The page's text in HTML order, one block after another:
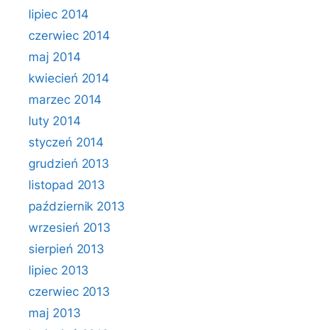
lipiec 2014
czerwiec 2014
maj 2014
kwiecień 2014
marzec 2014
luty 2014
styczeń 2014
grudzień 2013
listopad 2013
październik 2013
wrzesień 2013
sierpień 2013
lipiec 2013
czerwiec 2013
maj 2013